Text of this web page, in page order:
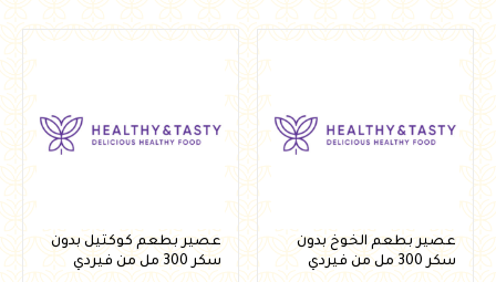
عصير بطعم الخوخ بدون
سكر 300 مل من فيردي
عصير بطعم كوكتيل بدون
سكر 300 مل من فيردي